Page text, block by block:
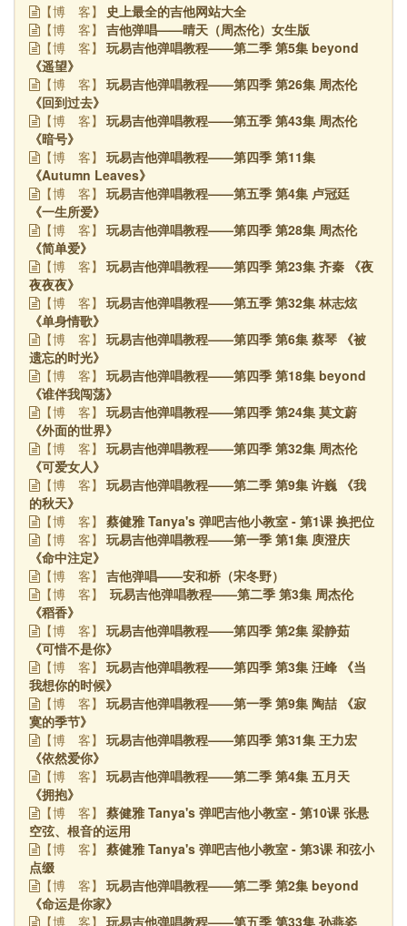
【博 客】 史上最全的吉他网站大全
【博 客】 吉他弹唱——晴天（周杰伦）女生版
【博 客】
玩易吉他弹唱教程——第二季 第5集 beyond
《遥望》
【博 客】
玩易吉他弹唱教程——第四季 第26集 周杰伦
《回到过去》
【博 客】
玩易吉他弹唱教程——第五季 第43集 周杰伦
《暗号》
【博 客】
玩易吉他弹唱教程——第四季 第11集
《Autumn Leaves》
【博 客】
玩易吉他弹唱教程——第五季 第4集 卢冠廷
《一生所爱》
【博 客】
玩易吉他弹唱教程——第四季 第28集 周杰伦
《简单爱》
【博 客】
玩易吉他弹唱教程——第四季 第23集 齐秦 《夜
夜夜夜》
【博 客】
玩易吉他弹唱教程——第五季 第32集 林志炫
《单身情歌》
【博 客】
玩易吉他弹唱教程——第四季 第6集 蔡琴 《被
遗忘的时光》
【博 客】
玩易吉他弹唱教程——第四季 第18集 beyond
《谁伴我闯荡》
【博 客】
玩易吉他弹唱教程——第四季 第24集 莫文蔚
《外面的世界》
【博 客】
玩易吉他弹唱教程——第四季 第32集 周杰伦
《可爱女人》
【博 客】
玩易吉他弹唱教程——第二季 第9集 许巍 《我
的秋天》
【博 客】 蔡健雅 Tanya's 弹吧吉他小教室 - 第1课 换把位
【博 客】
玩易吉他弹唱教程——第一季 第1集 庾澄庆
《命中注定》
【博 客】 吉他弹唱——安和桥（宋冬野）
【博 客】
玩易吉他弹唱教程——第二季 第3集 周杰伦
《稻香》
【博 客】
玩易吉他弹唱教程——第四季 第2集 梁静茹
《可惜不是你》
【博 客】
玩易吉他弹唱教程——第四季 第3集 汪峰 《当
我想你的时候》
【博 客】
玩易吉他弹唱教程——第一季 第9集 陶喆 《寂
寞的季节》
【博 客】
玩易吉他弹唱教程——第四季 第31集 王力宏
《依然爱你》
【博 客】
玩易吉他弹唱教程——第二季 第4集 五月天
《拥抱》
【博 客】
蔡健雅 Tanya's 弹吧吉他小教室 - 第10课 张悬
空弦、根音的运用
【博 客】
蔡健雅 Tanya's 弹吧吉他小教室 - 第3课 和弦小
点缀
【博 客】
玩易吉他弹唱教程——第二季 第2集 beyond
《命运是你家》
【博 客】
玩易吉他弹唱教程——第五季 第33集 孙燕姿